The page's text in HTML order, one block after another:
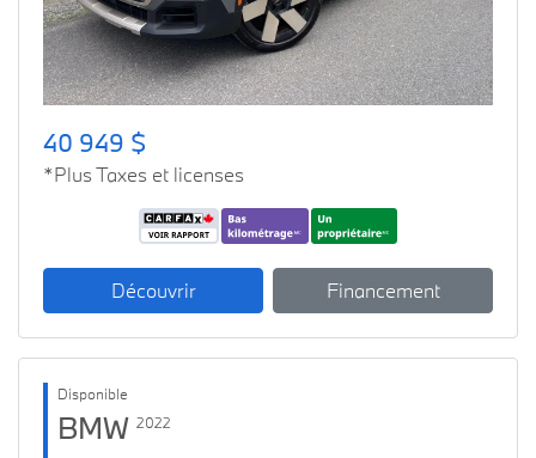
40 949 $
*Plus Taxes et licenses
Découvrir Financement
Disponible
BMW 2022